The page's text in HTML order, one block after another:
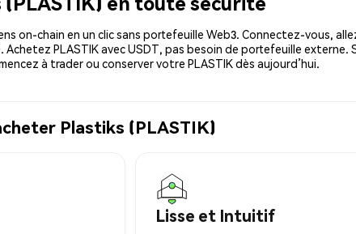
on-chain en un clic sans portefeuille Web3. Connectez-vous,
PLASTIK avec USDT, pas besoin de portefeuille
à trader ou conserver votre PLASTIK dès aujourd’hui.
Plastiks (PLASTIK)
Lisse et Intuitif